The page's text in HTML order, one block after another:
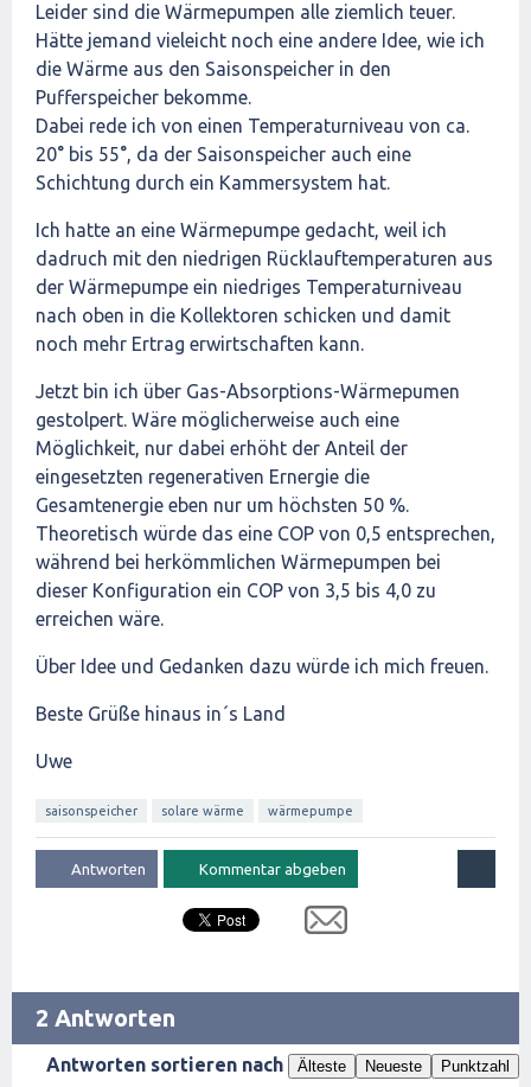
Leider sind die Wärmepumpen alle ziemlich teuer.
Hätte jemand vieleicht noch eine andere Idee, wie ich
die Wärme aus den Saisonspeicher in den
Pufferspeicher bekomme.
Dabei rede ich von einen Temperaturniveau von ca.
20° bis 55°, da der Saisonspeicher auch eine
Schichtung durch ein Kammersystem hat.
Ich hatte an eine Wärmepumpe gedacht, weil ich
dadruch mit den niedrigen Rücklauftemperaturen aus
der Wärmepumpe ein niedriges Temperaturniveau
nach oben in die Kollektoren schicken und damit
noch mehr Ertrag erwirtschaften kann.
Jetzt bin ich über Gas-Absorptions-Wärmepumen
gestolpert. Wäre möglicherweise auch eine
Möglichkeit, nur dabei erhöht der Anteil der
eingesetzten regenerativen Ernergie die
Gesamtenergie eben nur um höchsten 50 %.
Theoretisch würde das eine COP von 0,5 entsprechen,
während bei herkömmlichen Wärmepumpen bei
dieser Konfiguration ein COP von 3,5 bis 4,0 zu
erreichen wäre.
Über Idee und Gedanken dazu würde ich mich freuen.
Beste Grüße hinaus in´s Land
Uwe
saisonspeicher solare wärme wärmepumpe
2 Antworten
Antworten sortieren nach Älteste Neueste Punktzahl